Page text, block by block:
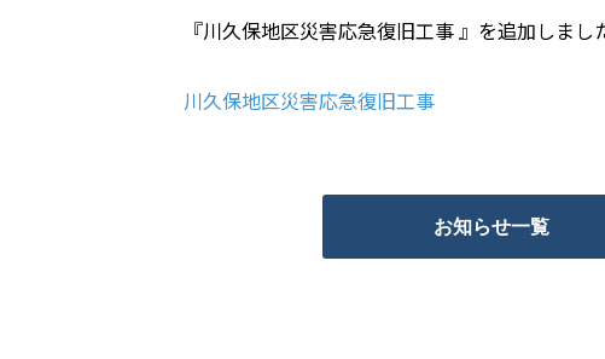
『川久保地区災害応急復旧工事 』を追加しまし
川久保地区災害応急復旧工事
お知らせ一覧